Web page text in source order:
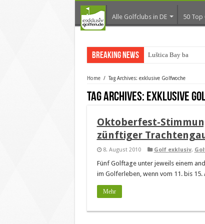
Alle Golfclubs in DE 50 Top
Breaking News Luštica Bay baut Mon
Home / Tag Archives: exklusive Golfwoche
Tag Archives: exklusive
Oktoberfest-
zünftiger
8. August 2010 Golf exklusiv,
Fünf Golftage unter jeweils einem
im Golferleben, wenn vom 11. bis
Mehr